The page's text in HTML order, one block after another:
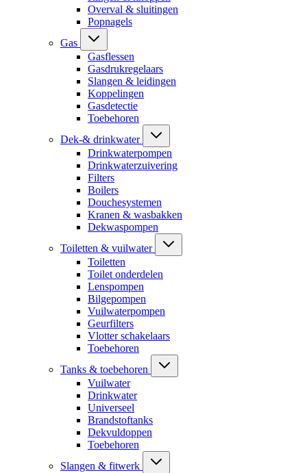
Overval & sluitingen
Popnagels
Gas
Gasflessen
Gasdrukregelaars
Slangen & leidingen
Koppelingen
Gasdetectie
Toebehoren
Dek-& drinkwater
Drinkwaterpompen
Drinkwaterzuivering
Filters
Boilers
Douchesystemen
Kranen & wasbakken
Dekwaspompen
Toiletten & vuilwater
Toiletten
Toilet onderdelen
Lenspompen
Bilgepompen
Vuilwaterpompen
Geurfilters
Vlotter schakelaars
Toebehoren
Tanks & toebehoren
Vuilwater
Drinkwater
Universeel
Brandstoftanks
Dekvuldoppen
Toebehoren
Slangen & fitwerk